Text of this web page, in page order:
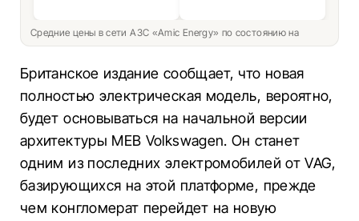
Средние цены в сети АЗС «Amic Energy» по состоянию на
Британское издание сообщает, что новая
полностью электрическая модель, вероятно,
будет основываться на начальной версии
архитектуры MEB Volkswagen.Он станет
одним из последних электромобилей от VAG,
базирующихся на этой платформе, прежде
чем конгломерат перейдет на новую